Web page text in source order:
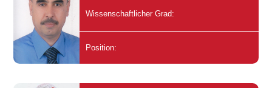
Wissenschaftlicher Grad:
Position: